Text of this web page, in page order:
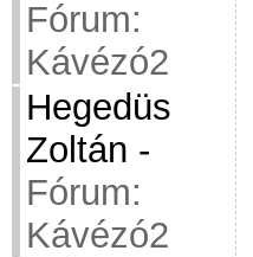
Fórum:
Kávézó2
Hegedüs
Zoltán -
Fórum:
Kávézó2